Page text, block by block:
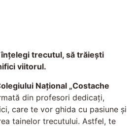
înțelegi trecutul, să trăiești
viitorul.
Naţional „Costache
din profesori dedicați,
care te vor ghida cu pasiune și
tainelor trecutului. Astfel, te